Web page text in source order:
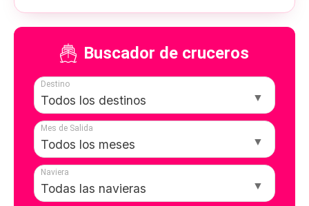
Buscador de cruceros
Destino
Mes de Salida
Naviera